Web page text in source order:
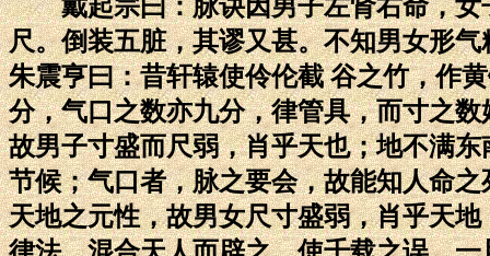
戴起宗曰：脉诀因男子左肾右命，女子
尺。倒装五脏，其谬又甚。不知男女形
朱震亨曰：昔轩辕使伶伦截 谷之竹，作
分，气口之数亦九分，律管具，而寸之
故男子寸盛而尺弱，肖乎天也；地不满
节候；气口者，脉之要会，故能知人命
天地之元性，故男女尺寸盛弱，肖乎天